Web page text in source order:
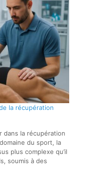
la récupération
dans la récupération
du sport, la
plus complexe qu’il
soumis à des